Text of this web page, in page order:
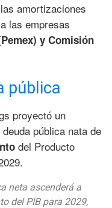
amortizaciones
las empresas
y Comisión
pública
proyectó un
pública nata de
del Producto
neta ascenderá a
del PIB para 2029,